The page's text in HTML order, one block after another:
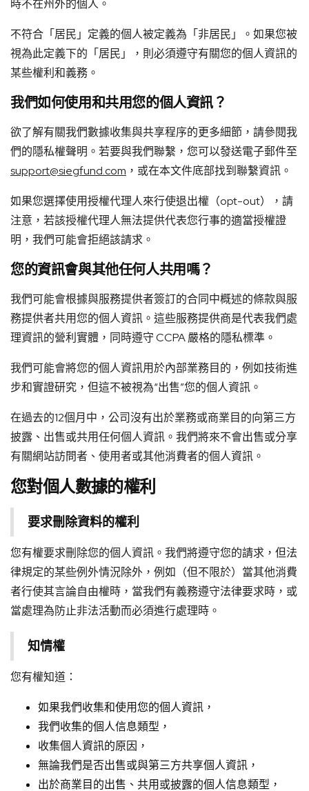
時不在州外的個人。
不符合「居民」定義的個人被定義為「非居民」。如果您被
視為此定義下的「居民」，則必須遵守有關您的個人資訊的
某些權利和義務。
我們如何使用和共用您的個人資訊？
欲了解有關我們數據收集與共享程序的更多細節，請參閱我
們的隱私權聲明。若要與我們聯繫，您可以發送電子郵件至
support@siegfund.com ，或在本文件底部找到聯繫資訊。
如果您選擇使用授權代理人來行使退出權（opt-out），請
注意，若該授權代理人無法提供代表您行事的適當授權證
明，我們可能會拒絕該請求。
您的資訊會與其他任何人共用嗎？
我們可能會根據與服務提供者簽訂的合同中概述的條款與服
務提供者共用您的個人資訊。這些服務提供商是代表我們處
理資訊的營利實體，同時遵守 CCPA 嚴格的隱私標準。
我們可能會將您的個人資訊用於內部業務目的，例如技術進
步和實證研究，但這不被視為“出售”您的個人資訊。
在過去的12個月中，公司沒有出於業務或商業目的向第三方
披露、出售或共用任何個人資訊。我們將來不會出售或分享
有關網站訪問者、使用者或其他消費者的個人資訊。
您對個人數據的權利
要求刪除資料的權利
您有權要求刪除您的個人資訊。我們將遵守您的請求，但法
律規定的某些例外情況除外，例如（但不限於）當其他消費
者行使其言論自由權時，當我們有義務遵守法律要求時，或
當處理為防止非法活動而必須進行處理時。
知情權
您有權知道：
如果我們收集和使用您的個人資訊，
我們收集的個人信息類型，
收集個人資訊的原因，
無論我們是否出售或與第三方共享個人資訊，
出於商業目的出售、共用或披露的個人信息類型，